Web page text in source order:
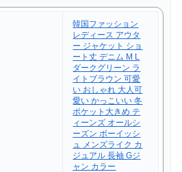
韓国ファッション
レディース アウタ
ー ジャケット ショ
ート丈 デニム M L
ダークグリーン ラ
イトブラウン 可愛
い おしゃれ 大人可
愛い かっこいい 冬
ポケット大きめ テ
ィーンズ オールシ
ーズン ボーイッシ
ュ メンズライク カ
ジュアル 長袖 Gジ
ャン カラー